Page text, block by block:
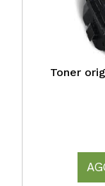
Toner